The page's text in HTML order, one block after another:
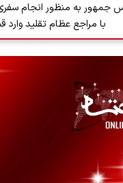
جمهور به منظور انجام سفری
با مراجع عظام تقلید وارد